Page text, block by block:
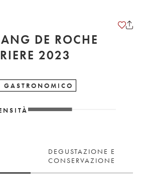
DE ROCHE
CLOS THIERRIERE 2023
GASTRONOMICO
DEGUSTAZIONE E
CONSERVAZIONE